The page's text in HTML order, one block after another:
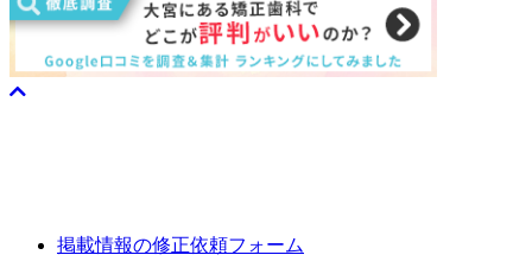
掲載情報の修正依頼フォーム